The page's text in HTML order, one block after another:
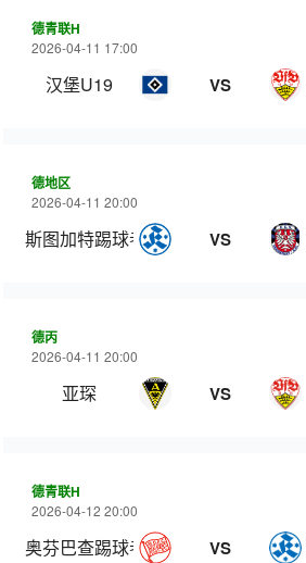
德青联H
2026-04-11 17:00
汉堡U19 VS
德地区
2026-04-11 20:00
斯图加特踢球者 VS
德丙
2026-04-11 20:00
亚琛 VS
德青联H
2026-04-12 20:00
奥芬巴查踢球者U19 VS